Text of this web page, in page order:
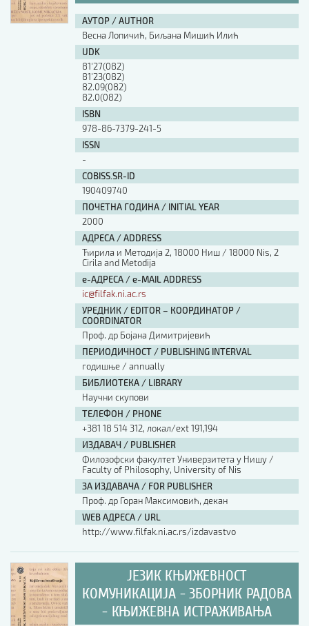
АУТОР / AUTHOR
Весна Лопичић, Биљана Мишић Илић
UDK
81'27(082)
81'23(082)
82.09(082)
82.0(082)
ISBN
978-86-7379-241-5
ISSN
-
COBISS.SR-ID
190409740
ПОЧЕТНА ГОДИНА / INITIAL YEAR
2000
АДРЕСА / ADDRESS
Ћирила и Методија 2, 18000 Ниш / 18000 Nis, 2
Cirila and Metodija
е-АДРЕСА / e-MAIL ADDRESS
ic@filfak.ni.ac.rs
УРЕДНИК / EDITOR – КООРДИНАТОР /
COORDINATOR
Проф. др Бојана Димитријевић
ПЕРИОДИЧНОСТ / PUBLISHING INTERVAL
годишње / annually
БИБЛИОТЕКА / LIBRARY
Научни скупови
ТЕЛЕФОН / PHONE
+381 18 514 312, локал/ext 191,194
ИЗДАВАЧ / PUBLISHER
Филозофски факултет Универзитета у Нишу /
Faculty of Philosophy, University of Nis
ЗА ИЗДАВАЧА / FOR PUBLISHER
Проф. др Горан Максимовић, декан
WEB АДРЕСА / URL
http://www.filfak.ni.ac.rs/izdavastvo
ЈЕЗИК КЊИЖЕВНОСТ
КОМУНИКАЦИЈА - ЗБОРНИК РАДОВА
- КЊИЖЕВНА ИСТРАЖИВАЊА